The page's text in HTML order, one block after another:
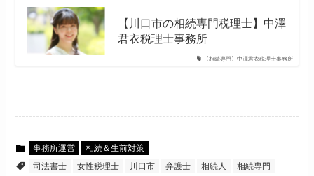
【相続専門】中澤君衣税理士事務所
【川口市の相続専門税理士】中澤
君衣税理士事務所
事務所運営
相続＆生前対策
司法書士
女性税理士 川口市 弁護士 相続人
相続専門